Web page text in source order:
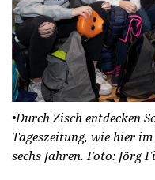
•Durch Zisch entdecken
Tageszeitung, wie hier
sechs Jahren. Foto: Jörg